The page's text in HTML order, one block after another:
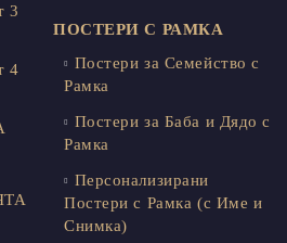
3
4
ПОСТЕРИ С РАМКА
Постери за Семейство с
Рамка
Постери за Баба и Дядо с
Рамка
Персонализирани
Постери с Рамка (с Име и
Снимка)